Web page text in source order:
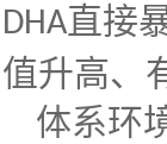
DHA直接
值升高、
体系环